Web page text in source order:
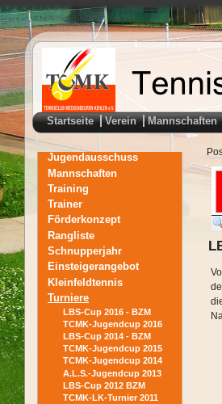
Startseite Verein Mannschaften
Jugendausschuss
Mannschaften
Training
Trainer
Förderkonzept
Rangliste
Schnupperjahr
Einsteigerangebot
Kleinfeldtennis
Turniere
LBS-Cup 2016 - BZM
TCMK-Jugendcup 2016
LBS-Cup 2014 - BZM
TCMK-Jugendcup 2015
TCMK-Jugendcup 2014
A.L.S.-Jugendcup 2013
LBS-Cup 2012 BZM
TCMK-LK-Turnier 2011